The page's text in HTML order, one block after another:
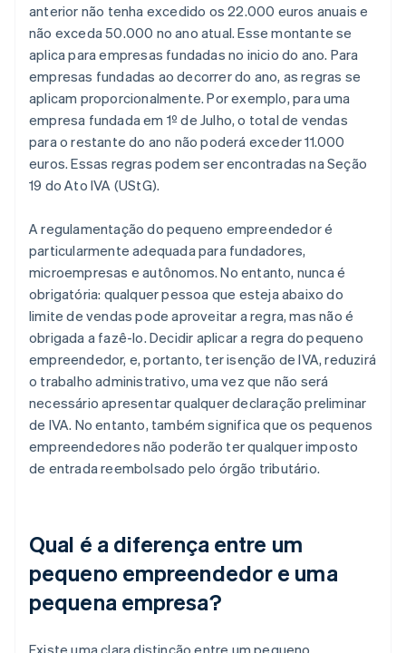
anterior não tenha excedido os 22.000 euros anuais e
não exceda 50.000 no ano atual. Esse montante se
aplica para empresas fundadas no inicio do ano. Para
empresas fundadas ao decorrer do ano, as regras se
aplicam proporcionalmente. Por exemplo, para uma
empresa fundada em 1º de Julho, o total de vendas
para o restante do ano não poderá exceder 11.000
euros. Essas regras podem ser encontradas na Seção
19 do Ato IVA (UStG).
A regulamentação do pequeno empreendedor é
particularmente adequada para fundadores,
microempresas e autônomos. No entanto, nunca é
obrigatória: qualquer pessoa que esteja abaixo do
limite de vendas pode aproveitar a regra, mas não é
obrigada a fazê-lo. Decidir aplicar a regra do pequeno
empreendedor, e, portanto, ter isenção de IVA, reduzirá
o trabalho administrativo, uma vez que não será
necessário apresentar qualquer declaração preliminar
de IVA. No entanto, também significa que os pequenos
empreendedores não poderão ter qualquer imposto
de entrada reembolsado pelo órgão tributário.
Qual é a diferença entre um
pequeno empreendedor e uma
pequena empresa?